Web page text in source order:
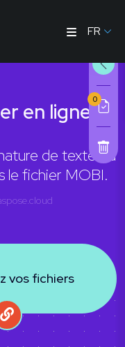
FR
0
en ligne
de texte ou
le fichier MOBI.
vos fichiers